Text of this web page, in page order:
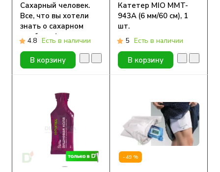
Сахарный человек.
Все, что вы хотели
знать о сахарном
диабете 1-го типа
4.8 Есть в наличии
В корзину
Катетер MIO MMT-
943А (6 мм/60 см), 1
шт.
5 Есть в наличии
В корзину
-49%